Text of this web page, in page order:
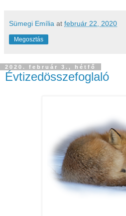
Sümegi Emília at február 22, 2020
Megosztás
2020. február 3., hétfő
Évtizedösszefoglaló